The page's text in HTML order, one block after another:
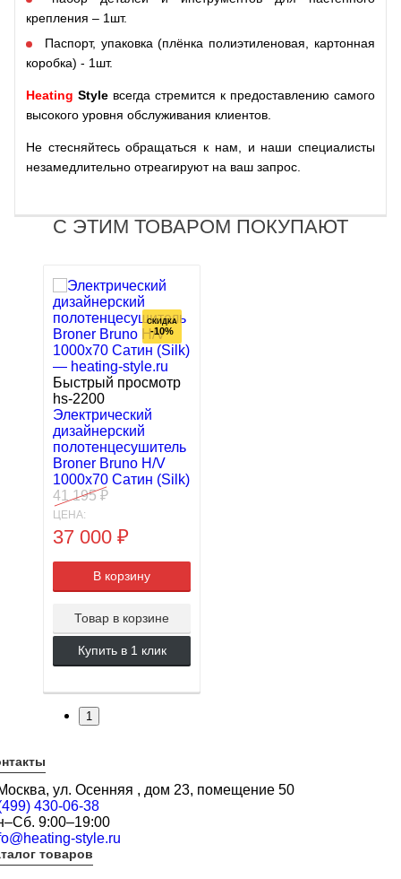
крепления – 1шт.
Паспорт, упаковка (плёнка полиэтиленовая, картонная
коробка) - 1шт.
Heating Style всегда стремится к предоставлению самого
высокого уровня обслуживания клиентов.
Не стесняйтесь обращаться к нам, и наши специалисты
незамедлительно отреагируют на ваш запрос.
С ЭТИМ ТОВАРОМ ПОКУПАЮТ
СКИДКА
-10%
Быстрый просмотр
hs-2200
Электрический
дизайнерский
полотенцесушитель
Broner Bruno H/V
1000x70 Сатин (Silk)
41 195₽
ЦЕНА:
37 000 ₽
В корзину
Товар в корзине
Купить в 1 клик
1
ул. Осенняя , дом 23, помещение 50
430-06-38
9:00–19:00
style.ru
товаров